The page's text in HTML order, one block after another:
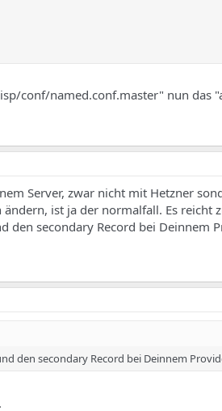
conf/named.conf.master" nun das
Server, zwar nicht mit Hetzner
ändern, ist ja der normalfall. Es reicht
den secondary Record bei Deinnem
den secondary Record bei Deinnem